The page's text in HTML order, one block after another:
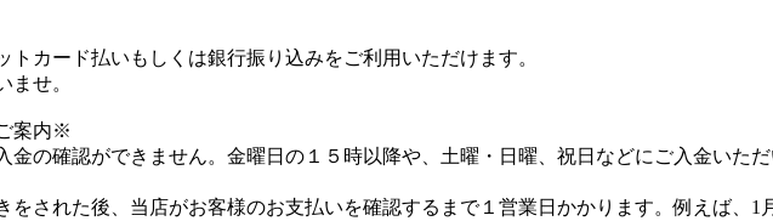
トカード払いもしくは銀行振り込みをご利用いただけます。
ませ。
案内※
金の確認ができません。金曜日の１５時以降や、土曜・日曜、祝日などにご入金いた
をされた後、当店がお客様のお支払いを確認するまで１営業日かかります。例えば、1